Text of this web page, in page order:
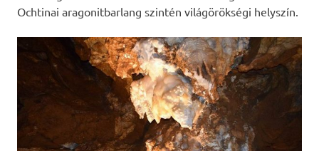
Ochtinai aragonitbarlang szintén világörökségi helyszín.